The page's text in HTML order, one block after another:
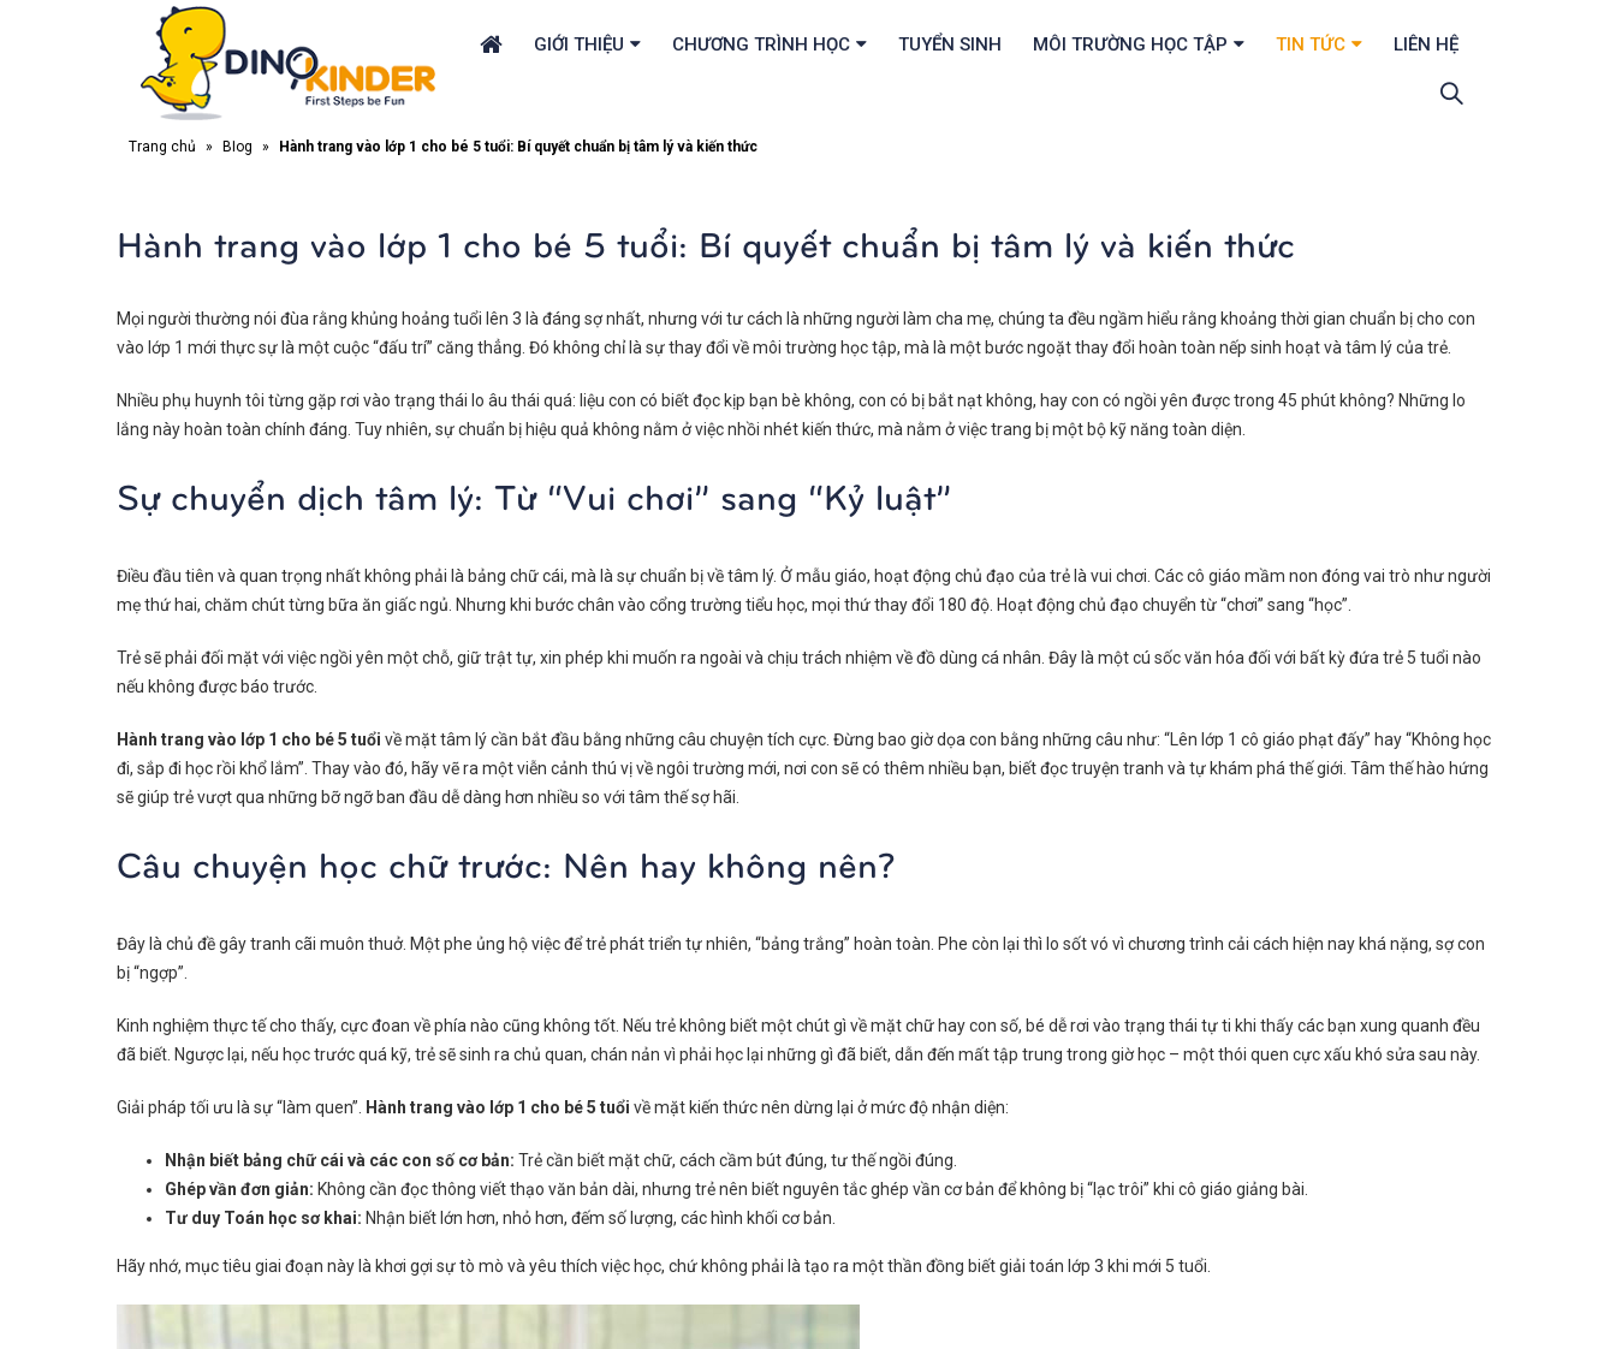
GIỚI THIỆU CHƯƠNG TRÌNH HỌC TUYỂN SINH MÔI TRƯỜNG HỌC TẬP TIN TỨC LIÊN HỆ
Trang chủ » Blog » Hành trang vào lớp 1 cho bé 5 tuổi: Bí quyết chuẩn bị tâm lý và kiến thức
Hành trang vào lớp 1 cho bé 5 tuổi: Bí quyết chuẩn bị tâm lý và kiến thức
Mọi người thường nói đùa rằng khủng hoảng tuổi lên 3 là đáng sợ nhất, nhưng với tư cách là những người làm cha mẹ, chúng ta đều ngầm hiểu rằng khoảng thời gian chuẩn bị cho con
vào lớp 1 mới thực sự là một cuộc “đấu trí” căng thẳng. Đó không chỉ là sự thay đổi về môi trường học tập, mà là một bước ngoặt thay đổi hoàn toàn nếp sinh hoạt và tâm lý của trẻ.
Nhiều phụ huynh tôi từng gặp rơi vào trạng thái lo âu thái quá: liệu con có biết đọc kịp bạn bè không, con có bị bắt nạt không, hay con có ngồi yên được trong 45 phút không? Những lo
lắng này hoàn toàn chính đáng. Tuy nhiên, sự chuẩn bị hiệu quả không nằm ở việc nhồi nhét kiến thức, mà nằm ở việc trang bị một bộ kỹ năng toàn diện.
Sự chuyển dịch tâm lý: Từ “Vui chơi” sang “Kỷ luật”
Điều đầu tiên và quan trọng nhất không phải là bảng chữ cái, mà là sự chuẩn bị về tâm lý. Ở mẫu giáo, hoạt động chủ đạo của trẻ là vui chơi. Các cô giáo mầm non đóng vai trò như người
mẹ thứ hai, chăm chút từng bữa ăn giấc ngủ. Nhưng khi bước chân vào cổng trường tiểu học, mọi thứ thay đổi 180 độ. Hoạt động chủ đạo chuyển từ “chơi” sang “học”.
Trẻ sẽ phải đối mặt với việc ngồi yên một chỗ, giữ trật tự, xin phép khi muốn ra ngoài và chịu trách nhiệm về đồ dùng cá nhân. Đây là một cú sốc văn hóa đối với bất kỳ đứa trẻ 5 tuổi nào
nếu không được báo trước.
Hành trang vào lớp 1 cho bé 5 tuổi về mặt tâm lý cần bắt đầu bằng những câu chuyện tích cực. Đừng bao giờ dọa con bằng những câu như: “Lên lớp 1 cô giáo phạt đấy” hay “Không học
đi, sắp đi học rồi khổ lắm”. Thay vào đó, hãy vẽ ra một viễn cảnh thú vị về ngôi trường mới, nơi con sẽ có thêm nhiều bạn, biết đọc truyện tranh và tự khám phá thế giới. Tâm thế hào hứng
sẽ giúp trẻ vượt qua những bỡ ngỡ ban đầu dễ dàng hơn nhiều so với tâm thế sợ hãi.
Câu chuyện học chữ trước: Nên hay không nên?
Đây là chủ đề gây tranh cãi muôn thuở. Một phe ủng hộ việc để trẻ phát triển tự nhiên, “bảng trắng” hoàn toàn. Phe còn lại thì lo sốt vó vì chương trình cải cách hiện nay khá nặng, sợ con
bị “ngợp”.
Kinh nghiệm thực tế cho thấy, cực đoan về phía nào cũng không tốt. Nếu trẻ không biết một chút gì về mặt chữ hay con số, bé dễ rơi vào trạng thái tự ti khi thấy các bạn xung quanh đều
đã biết. Ngược lại, nếu học trước quá kỹ, trẻ sẽ sinh ra chủ quan, chán nản vì phải học lại những gì đã biết, dẫn đến mất tập trung trong giờ học – một thói quen cực xấu khó sửa sau này.
Giải pháp tối ưu là sự “làm quen”. Hành trang vào lớp 1 cho bé 5 tuổi về mặt kiến thức nên dừng lại ở mức độ nhận diện:
Nhận biết bảng chữ cái và các con số cơ bản: Trẻ cần biết mặt chữ, cách cầm bút đúng, tư thế ngồi đúng.
Ghép vần đơn giản: Không cần đọc thông viết thạo văn bản dài, nhưng trẻ nên biết nguyên tắc ghép vần cơ bản để không bị “lạc trôi” khi cô giáo giảng bài.
Tư duy Toán học sơ khai: Nhận biết lớn hơn, nhỏ hơn, đếm số lượng, các hình khối cơ bản.
Hãy nhớ, mục tiêu giai đoạn này là khơi gợi sự tò mò và yêu thích việc học, chứ không phải là tạo ra một thần đồng biết giải toán lớp 3 khi mới 5 tuổi.